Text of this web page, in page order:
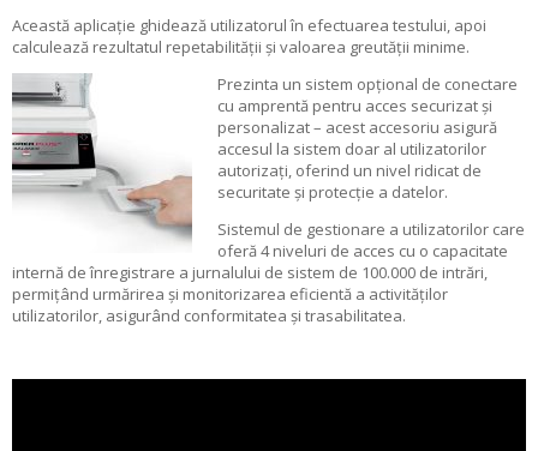
Această aplicație ghidează utilizatorul în efectuarea testului, apoi
calculează rezultatul repetabilității și valoarea greutății minime.
Prezinta un sistem opțional de conectare
cu amprentă pentru acces securizat și
personalizat – acest accesoriu asigură
accesul la sistem doar al utilizatorilor
autorizați, oferind un nivel ridicat de
securitate și protecție a datelor.
Sistemul de gestionare a utilizatorilor care
oferă 4 niveluri de acces cu o capacitate
internă de înregistrare a jurnalului de sistem de 100.000 de intrări,
permițând urmărirea și monitorizarea eficientă a activităților
utilizatorilor, asigurând conformitatea și trasabilitatea.